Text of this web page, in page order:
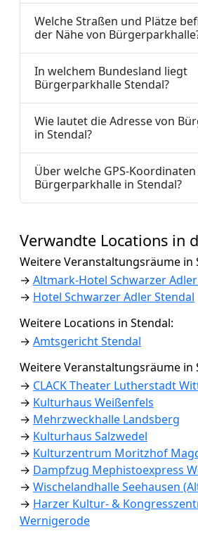
Welche Straßen und Plätze
der Nähe von
In welchem Bundesland liegt
Bürgerparkhalle Stendal?
Wie lautet die Adresse von
in Stendal?
Über welche GPS-
Bürgerparkhalle in Stendal?
Verwandte Locations in
Weitere Veranstaltungsräume in
→ Altmark-Hotel Schwarzer
→ Hotel Schwarzer Adler Stendal
Weitere Locations in Stendal:
→ Amtsgericht Stendal
Weitere Veranstaltungsräume in
→ CLACK Theater Lutherstadt
→ Kulturhaus Weißenfels
→ Mehrzweckhalle Landsberg
→ Kulturhaus Salzwedel
→ Kulturzentrum Moritzhof
→ Dampfzug Mephistoexpress
→ Wischelandhalle Seehausen
→ Harzer Kultur- &
Wernigerode